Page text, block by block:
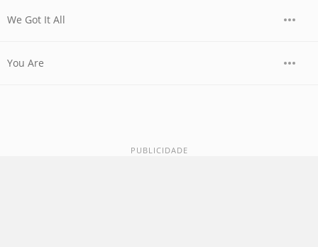
We Got It All
You Are